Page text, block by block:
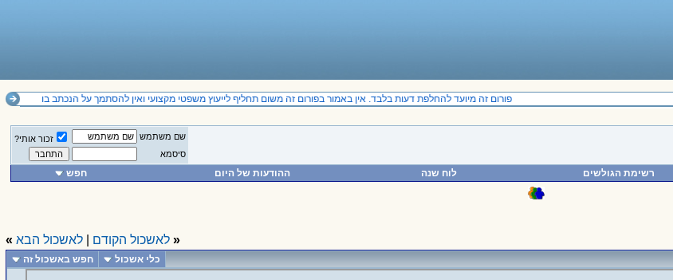
פורום זה מיועד להחלפת דעות בלבד. אין באמור בפורום זה משום תחליף לייעוץ משפטי מקצועי ואין להסתמך על הנכתב בו
שם משתמש
זכור אותי?
סיסמא
רשימת הגולשים לוח שנה ההודעות של היום חפש
« לאשכול הקודם לאשכול הבא »
כלי אשכול חפש באשכול זה